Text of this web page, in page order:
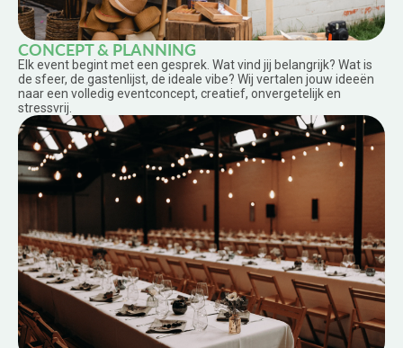
CONCEPT & PLANNING
Elk event begint met een gesprek. Wat vind jij belangrijk? Wat is
de sfeer, de gastenlijst, de ideale vibe? Wij vertalen jouw ideeën
naar een volledig eventconcept, creatief, onvergetelijk en
stressvrij.